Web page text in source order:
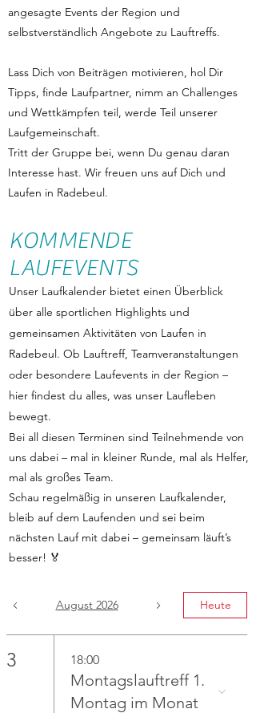
angesagte Events der Region und
selbstverständlich Angebote zu Lauftreffs.
Lass Dich von Beiträgen motivieren, hol Dir
Tipps, finde Laufpartner, nimm an Challenges
und Wettkämpfen teil, werde Teil unserer
Laufgemeinschaft.
Tritt der Gruppe bei, wenn Du genau daran
Interesse hast. Wir freuen uns auf Dich und
Laufen in Radebeul.
KOMMENDE
LAUFEVENTS
Unser Laufkalender bietet einen Überblick
über alle sportlichen Highlights und
gemeinsamen Aktivitäten von Laufen in
Radebeul. Ob Lauftreff, Teamveranstaltungen
oder besondere Laufevents in der Region –
hier findest du alles, was unser Laufleben
bewegt.
Bei all diesen Terminen sind Teilnehmende von
uns dabei – mal in kleiner Runde, mal als Helfer,
mal als großes Team.
Schau regelmäßig in unseren Laufkalender,
bleib auf dem Laufenden und sei beim
nächsten Lauf mit dabei – gemeinsam läuft’s
besser! 🏅
August 2026 Heute
3 18:00
Montagslauftreff 1.
Montag im Monat